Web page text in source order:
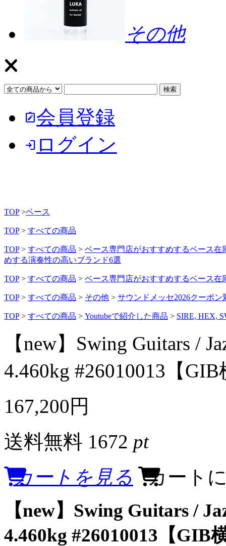
その他
note_alt会員登録
login ログイン
TOP >ベース
TOP > すべての商品
TOP > すべての商品 > ベース専門店がおすすめするベース在
めする演奏性の高いブランド6選
TOP > すべての商品 > ベース専門店がおすすめするベース在
TOP > すべての商品 > その他 > サウンドメッセ2026クーポン
TOP > すべての商品 > Youtubeで紹介した商品 > SIRE, HEX,
【new】Swing Guitars /
4.460kg #26010013【
167,200円
送料無料 1672 pt
カートを見る
カート
【new】Swing Guitars /
4.460kg #26010013【GIB